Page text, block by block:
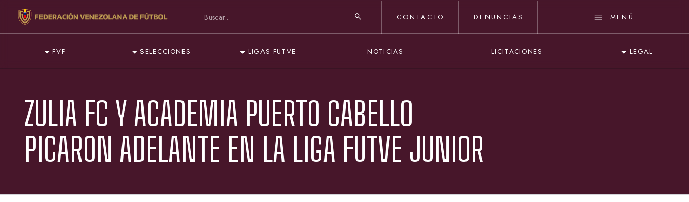
CONTACTO DENUNCIAS MENÚ
FVF SELECCIONES LIGAS FUTVE NOTICIAS LICITACIONES LEGAL
ZULIA FC Y ACADEMIA PUERTO CABELLO
PICARON ADELANTE EN LA LIGA FUTVE JUNIOR